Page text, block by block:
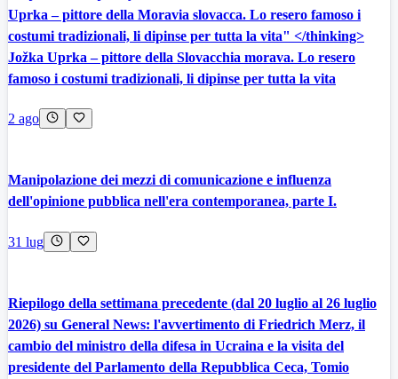
Uprka – pittore della Moravia slovacca. Lo resero famoso i
costumi tradizionali, li dipinse per tutta la vita" </thinking>
Jožka Uprka – pittore della Slovacchia morava. Lo resero
famoso i costumi tradizionali, li dipinse per tutta la vita
2 ago
Manipolazione dei mezzi di comunicazione e influenza
dell'opinione pubblica nell'era contemporanea, parte I.
31 lug
Riepilogo della settimana precedente (dal 20 luglio al 26 luglio
2026) su General News: l'avvertimento di Friedrich Merz, il
cambio del ministro della difesa in Ucraina e la visita del
presidente del Parlamento della Repubblica Ceca, Tomio